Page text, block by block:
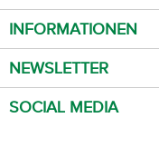
INFORMATIONEN
NEWSLETTER
SOCIAL MEDIA